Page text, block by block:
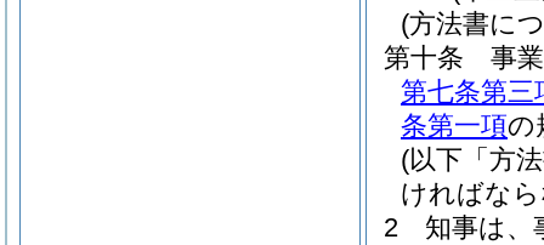
(方法書に
第十条
事
第七条第三
条第一項の
(以下「方
ければな
2
知事は、